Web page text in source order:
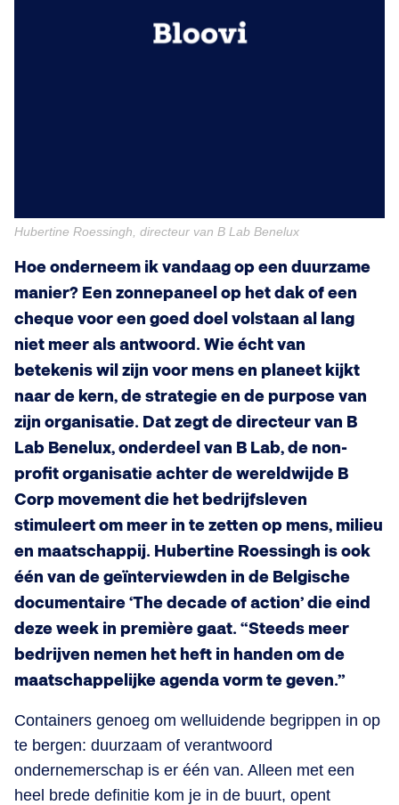
Hubertine Roessingh, directeur van B Lab Benelux
Hoe onderneem ik vandaag op een duurzame
manier? Een zonnepaneel op het dak of een
cheque voor een goed doel volstaan al lang
niet meer als antwoord. Wie écht van
betekenis wil zijn voor mens en planeet kijkt
naar de kern, de strategie en de purpose van
zijn organisatie. Dat zegt de directeur van B
Lab Benelux, onderdeel van B Lab, de non-
profit organisatie achter de wereldwijde B
Corp movement die het bedrijfsleven
stimuleert om meer in te zetten op mens, milieu
en maatschappij. Hubertine Roessingh is ook
één van de geïnterviewden in de Belgische
documentaire ‘The decade of action’ die eind
deze week in première gaat. “Steeds meer
bedrijven nemen het heft in handen om de
maatschappelijke agenda vorm te geven.”
Containers genoeg om welluidende begrippen in op
te bergen: duurzaam of verantwoord
ondernemerschap is er één van. Alleen met een
heel brede definitie kom je in de buurt, opent